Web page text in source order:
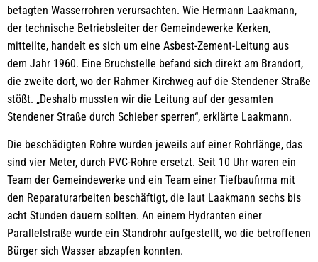
betagten Wasserrohren verursachten. Wie Hermann Laakmann,
der technische Betriebsleiter der Gemeindewerke Kerken,
mitteilte, handelt es sich um eine Asbest-Zement-Leitung aus
dem Jahr 1960. Eine Bruchstelle befand sich direkt am Brandort,
die zweite dort, wo der Rahmer Kirchweg auf die Stendener Straße
stößt. „Deshalb mussten wir die Leitung auf der gesamten
Stendener Straße durch Schieber sperren“, erklärte Laakmann.
Die beschädigten Rohre wurden jeweils auf einer Rohrlänge, das
sind vier Meter, durch PVC-Rohre ersetzt. Seit 10 Uhr waren ein
Team der Gemeindewerke und ein Team einer Tiefbaufirma mit
den Reparaturarbeiten beschäftigt, die laut Laakmann sechs bis
acht Stunden dauern sollten. An einem Hydranten einer
Parallelstraße wurde ein Standrohr aufgestellt, wo die betroffenen
Bürger sich Wasser abzapfen konnten.